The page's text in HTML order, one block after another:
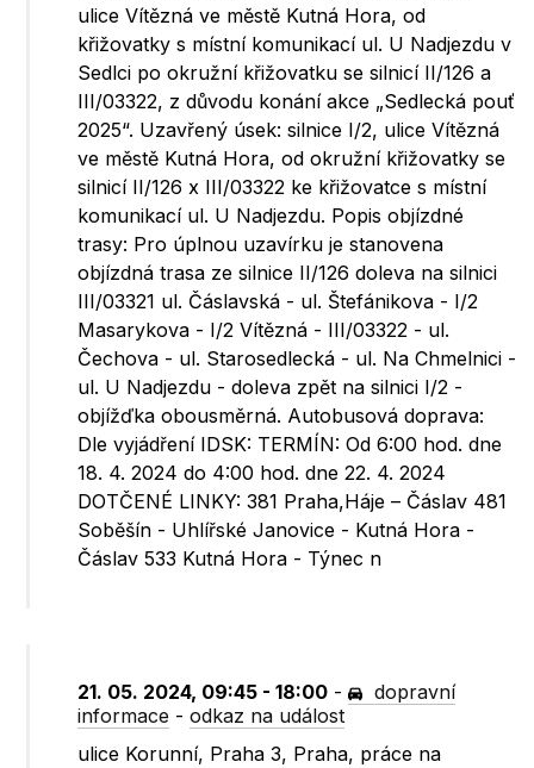
ulice Vítězná ve městě Kutná Hora, od
křižovatky s místní komunikací ul. U Nadjezdu v
Sedlci po okružní křižovatku se silnicí II/126 a
III/03322, z důvodu konání akce „Sedlecká pouť
2025“. Uzavřený úsek: silnice I/2, ulice Vítězná
ve městě Kutná Hora, od okružní křižovatky se
silnicí II/126 x III/03322 ke křižovatce s místní
komunikací ul. U Nadjezdu. Popis objízdné
trasy: Pro úplnou uzavírku je stanovena
objízdná trasa ze silnice II/126 doleva na silnici
III/03321 ul. Čáslavská - ul. Štefánikova - I/2
Masarykova - I/2 Vítězná - III/03322 - ul.
Čechova - ul. Starosedlecká - ul. Na Chmelnici -
ul. U Nadjezdu - doleva zpět na silnici I/2 -
objížďka obousměrná. Autobusová doprava:
Dle vyjádření IDSK: TERMÍN: Od 6:00 hod. dne
18. 4. 2024 do 4:00 hod. dne 22. 4. 2024
DOTČENÉ LINKY: 381 Praha,Háje – Čáslav 481
Soběšín - Uhlířské Janovice - Kutná Hora -
Čáslav 533 Kutná Hora - Týnec n
21. 05. 2024, 09:45 - 18:00 -
dopravní
informace -odkaz na událost
ulice Korunní, Praha 3, Praha, práce na